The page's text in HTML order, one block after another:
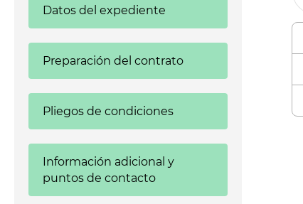
Datos del expediente
Preparación del contrato
Pliegos de condiciones
Información adicional y
puntos de contacto